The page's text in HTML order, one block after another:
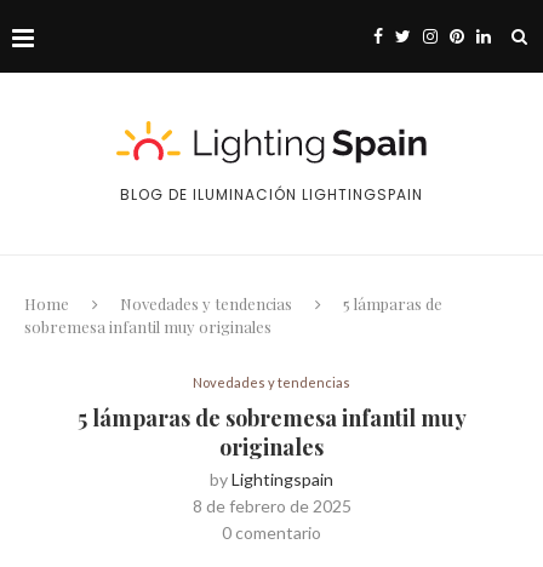
BLOG DE ILUMINACIÓN LIGHTINGSPAIN
Home Novedades y tendencias
5 lámparas de
sobremesa infantil muy originales
Novedades y tendencias
5 lámparas de sobremesa infantil muy
originales
byLightingspain
8 de febrero de 2025
0 comentario